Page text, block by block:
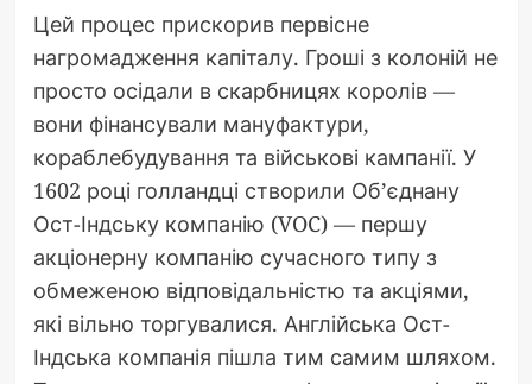
Цей процес прискорив первісне
нагромадження капіталу. Гроші з колоній не
просто осідали в скарбницях королів —
вони фінансували мануфактури,
кораблебудування та військові кампанії. У
1602 році голландці створили Об’єднану
Ост-Індську компанію (VOC) — першу
акціонерну компанію сучасного типу з
обмеженою відповідальністю та акціями,
які вільно торгувалися. Англійська Ост-
Індська компанія пішла тим самим шляхом.